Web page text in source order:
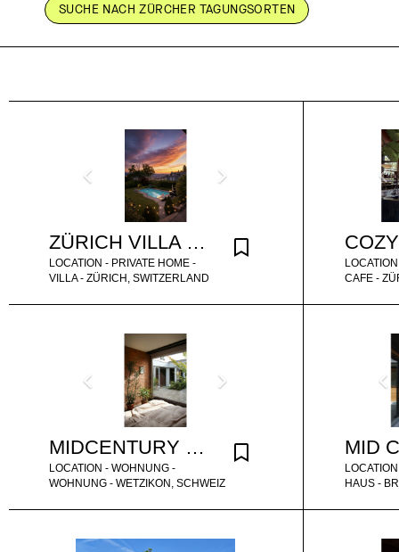
SUCHE NACH ZÜRCHER TAGUNGSORTEN
ZÜRICH VILLA WITH POOL AND GARDEN
LOCATION - PRIVATE HOME -
VILLA - ZÜRICH, SWITZERLAND
CAFE -
MIDCENTURY BUNGALOW SWITZERLAND
LOCATION - WOHNUNG -
WOHNUNG - WETZIKON, SCHWEIZ
HAUS -